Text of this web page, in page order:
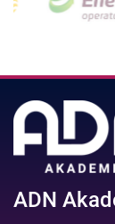
ADN